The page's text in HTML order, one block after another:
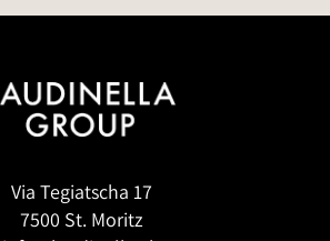
Via Tegiatscha 17
7500 St. Moritz